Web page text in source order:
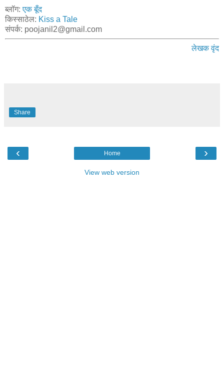
ब्लॉग:एक बूँद
किस्साठेल: Kiss a Tale
संपर्क: poojanil2@gmail.com
लेखक वृंद
Share
‹ ›
Home
View web version